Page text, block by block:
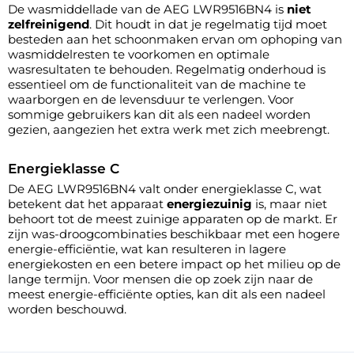
De wasmiddellade van de AEG LWR9516BN4 is niet
zelfreinigend. Dit houdt in dat je regelmatig tijd moet
besteden aan het schoonmaken ervan om ophoping van
wasmiddelresten te voorkomen en optimale
wasresultaten te behouden. Regelmatig onderhoud is
essentieel om de functionaliteit van de machine te
waarborgen en de levensduur te verlengen. Voor
sommige gebruikers kan dit als een nadeel worden
gezien, aangezien het extra werk met zich meebrengt.
Energieklasse C
De AEG LWR9516BN4 valt onder energieklasse C, wat
betekent dat het apparaat energiezuinig is, maar niet
behoort tot de meest zuinige apparaten op de markt. Er
zijn was-droogcombinaties beschikbaar met een hogere
energie-efficiëntie, wat kan resulteren in lagere
energiekosten en een betere impact op het milieu op de
lange termijn. Voor mensen die op zoek zijn naar de
meest energie-efficiënte opties, kan dit als een nadeel
worden beschouwd.